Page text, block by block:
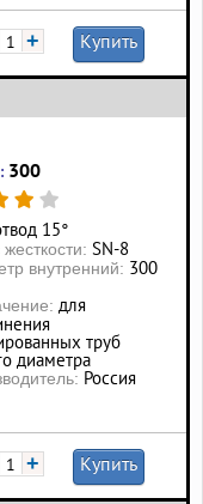
+ Купить
300
15°
жесткости: SN-8
внутренний: 300
для
труб
диаметра
Россия
+ Купить